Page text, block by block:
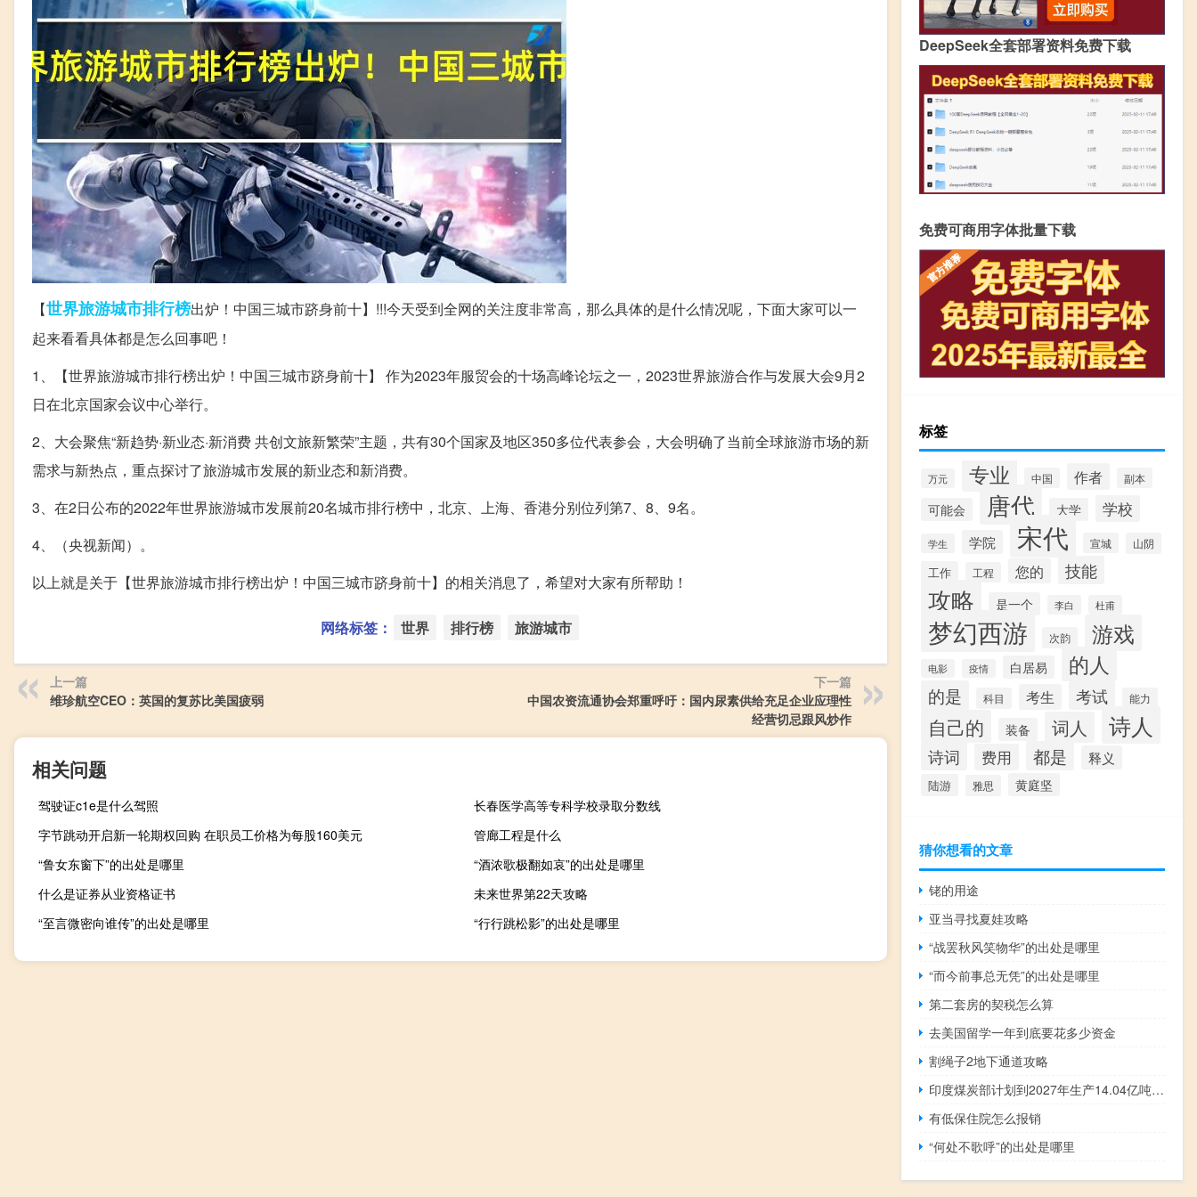
【世界旅游城市排行榜出炉！中国三城市跻身前十】!!!今天受到全网的关注度非常高，那么具体的是什么情况呢，下面大家可以一
起来看看具体都是怎么回事吧！
1、【世界旅游城市排行榜出炉！中国三城市跻身前十】 作为2023年服贸会的十场高峰论坛之一，2023世界旅游合作与发展大会9月2
日在北京国家会议中心举行。
2、大会聚焦“新趋势·新业态·新消费 共创文旅新繁荣”主题，共有30个国家及地区350多位代表参会，大会明确了当前全球旅游市场的新
需求与新热点，重点探讨了旅游城市发展的新业态和新消费。
3、在2日公布的2022年世界旅游城市发展前20名城市排行榜中，北京、上海、香港分别位列第7、8、9名。
4、（央视新闻）。
以上就是关于【世界旅游城市排行榜出炉！中国三城市跻身前十】的相关消息了，希望对大家有所帮助！
网络标签： 世界 排行榜 旅游城市
上一篇
维珍航空CEO：英国的复苏比美国疲弱
下一篇
中国农资流通协会郑重呼吁：国内尿素供给充足企业应理性
经营切忌跟风炒作
相关问题
驾驶证c1e是什么驾照
长春医学高等专科学校录取分数线
字节跳动开启新一轮期权回购 在职员工价格为每股160美元
管廊工程是什么
“鲁女东窗下”的出处是哪里
“酒浓歌极翻如哀”的出处是哪里
什么是证券从业资格证书
未来世界第22天攻略
“至言微密向谁传”的出处是哪里
“行行跳松影”的出处是哪里
DeepSeek全套部署资料免费下载
免费可商用字体批量下载
标签
万元 专业 中国 作者 副本
可能会 唐代 大学 学校
学生 学院 宋代 宣城 山阴
工作 工程 您的 技能
攻略 是一个 李白 杜甫
梦幻西游 次韵 游戏
电影 疫情 白居易 的人
的是 科目 考生 考试 能力
自己的 装备 词人 诗人
诗词 费用 都是 释义
陆游 雅思 黄庭坚
猜你想看的文章
铑的用途
亚当寻找夏娃攻略
“战罢秋风笑物华”的出处是哪里
“而今前事总无凭”的出处是哪里
第二套房的契税怎么算
去美国留学一年到底要花多少资金
割绳子2地下通道攻略
印度煤炭部计划到2027年生产14.04亿吨煤炭
有低保住院怎么报销
“何处不歌呼”的出处是哪里